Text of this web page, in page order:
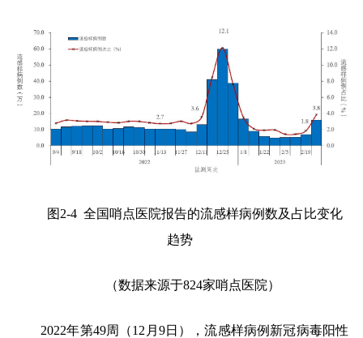
图2-4 全国哨点医院报告的流感样病例数及占比变化
趋势
（数据来源于824家哨点医院）
2022年第49周（12 月 9日），流感样病例新冠病毒阳性